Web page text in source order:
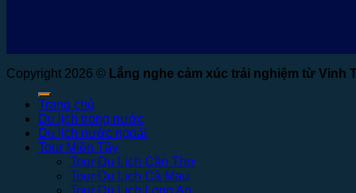
Copyright 2026 © Lắng nghe cảm xúc trải nghiệm từ Vinh
Trang chủ
Du lịch trong nước
Du lịch nước ngoài
Tour Miền Tây
Tour Du Lịch Cần Thơ
Tour Du Lịch Cà Mau